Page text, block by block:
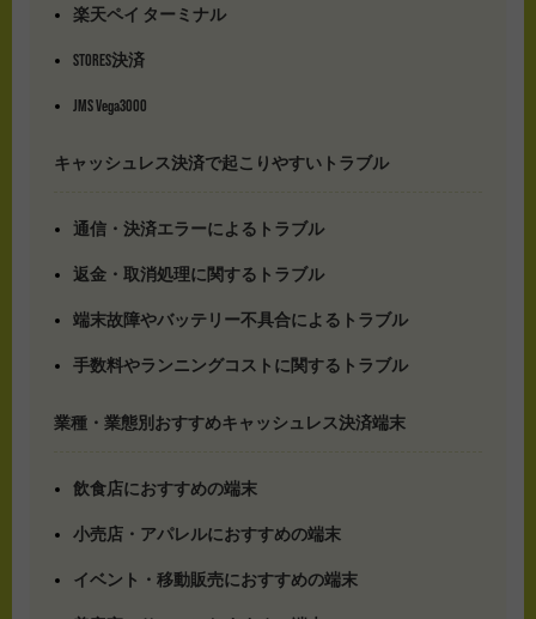
楽天ペイ ターミナル
STORES決済
JMS Vega3000
キャッシュレス決済で起こりやすいトラブル
通信・決済エラーによるトラブル
返金・取消処理に関するトラブル
端末故障やバッテリー不具合によるトラブル
手数料やランニングコストに関するトラブル
業種・業態別おすすめキャッシュレス決済端末
飲食店におすすめの端末
小売店・アパレルにおすすめの端末
イベント・移動販売におすすめの端末